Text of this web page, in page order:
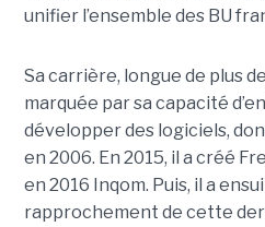
unifier l’ensemble des BU
Sa carrière, longue de plus
marquée par sa capacité
développer des logiciels,
en 2006. En 2015, il a créé
en 2016 Inqom. Puis, il a
rapprochement de cette